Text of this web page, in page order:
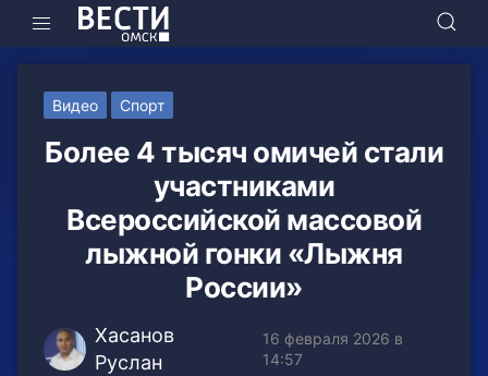
Видео Спорт
Более 4 тысяч омичей стали
участниками
Всероссийской массовой
лыжной гонки «Лыжня
России»
Хасанов
Руслан
16 февраля 2026 в
14:57